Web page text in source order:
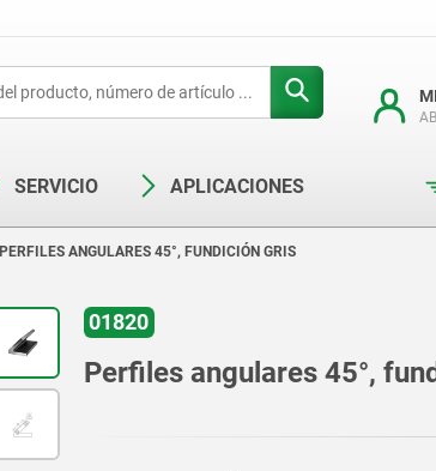
SERVICIO APLICACIONES
PERFILES ANGULARES 45°, FUNDICIÓN GRIS
01820
Perfiles angulares 45°,